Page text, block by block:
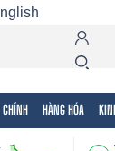
CHÍNH HÀNG HÓA
khoán